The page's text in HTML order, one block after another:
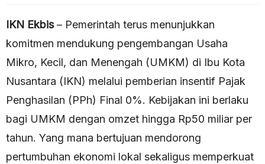
IKN Ekbis– Pemerintah terus menunjukkan
komitmen mendukung pengembangan Usaha
Mikro, Kecil, dan Menengah (UMKM) di Ibu Kota
Nusantara (IKN) melalui pemberian insentif Pajak
Penghasilan (PPh) Final 0%. Kebijakan ini berlaku
bagi UMKM dengan omzet hingga Rp50 miliar per
tahun. Yang mana bertujuan mendorong
pertumbuhan ekonomi lokal sekaligus memperkuat